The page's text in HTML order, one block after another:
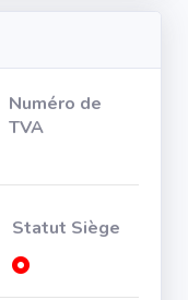
Numéro de
TVA
Statut Siège